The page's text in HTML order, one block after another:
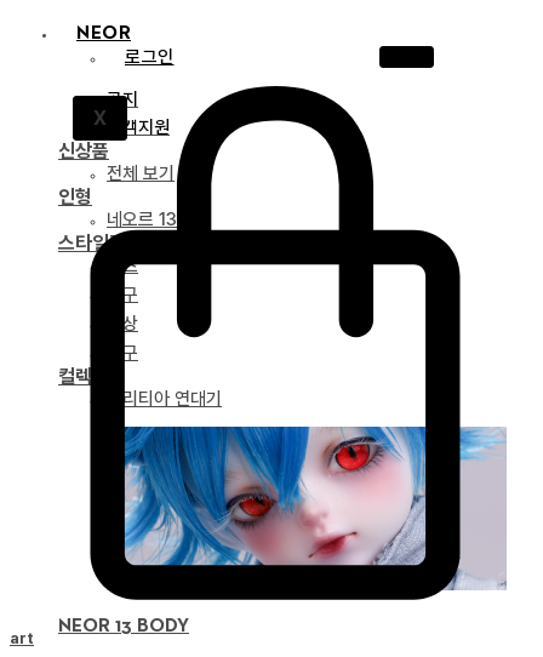
NEOR
로그인
X
공지
고객지원
신상품
전체 보기
인형
네오르 13
스타일링
파츠
안구
의상
도구
컬렉션
드리티아 연대기
NEOR 13 BODY